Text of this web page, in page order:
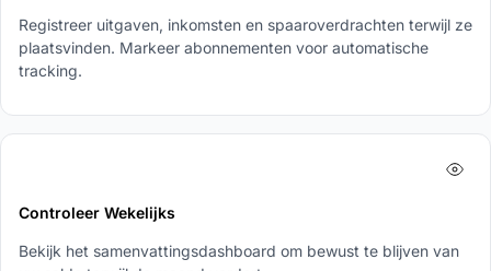
Registreer uitgaven, inkomsten en spaaroverdrachten terwijl ze
plaatsvinden. Markeer abonnementen voor automatische
tracking.
Controleer Wekelijks
Bekijk het samenvattingsdashboard om bewust te blijven van